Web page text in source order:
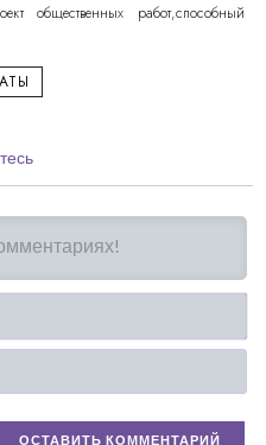
общественных работ,способный